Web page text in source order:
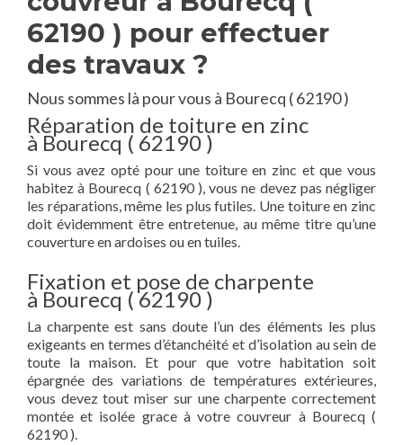
62190 ) pour effectuer
des travaux ?
Nous sommes là pour vous à Bourecq ( 62190 )
Réparation de toiture en zinc
à Bourecq ( 62190 )
Si vous avez opté pour une toiture en zinc et que vous
habitez à Bourecq ( 62190 ), vous ne devez pas négliger
les réparations, même les plus futiles. Une toiture en zinc
doit évidemment être entretenue, au même titre qu’une
couverture en ardoises ou en tuiles.
Fixation et pose de charpente
à Bourecq ( 62190 )
La charpente est sans doute l’un des éléments les plus
exigeants en termes d’étanchéité et d’isolation au sein de
toute la maison. Et pour que votre habitation soit
épargnée des variations de températures extérieures,
vous devez tout miser sur une charpente correctement
montée et isolée grace à votre couvreur à Bourecq (
62190 ).